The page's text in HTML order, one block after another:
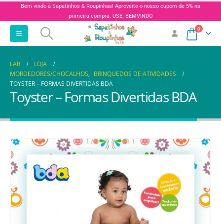
Bem vindo à Sapatinhos & Roupinhas! Aproveite o nosso cupom de 5% na
primeira compra. USE: BEMVINDO
0
LAR
LOJA
MORDEDORES/CHOCALHOS, BRINQUEDOS DE ATIVIDADES
TOYSTER – FORMAS DIVERTIDAS BDA
Toyster – Formas Divertidas BDA